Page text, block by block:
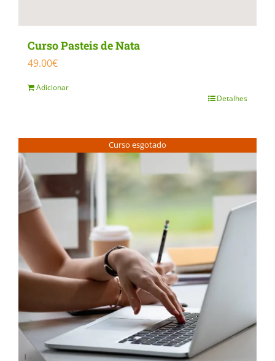
Curso Pasteis de Nata
49.00€
Adicionar
Detalhes
Curso esgotado